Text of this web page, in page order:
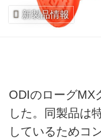
新製品情報
ODIのローグMX
した。同製品は
しているためコ